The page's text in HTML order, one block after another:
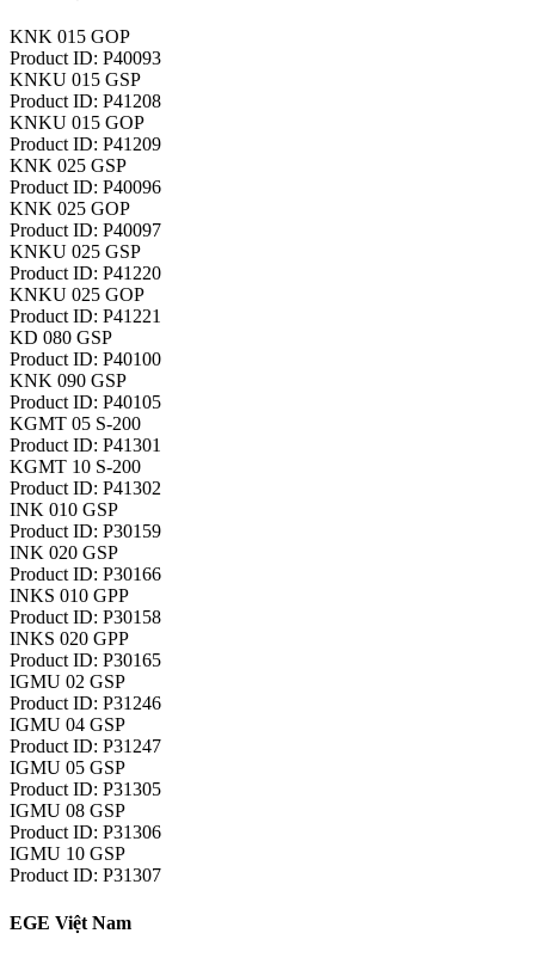
KNK 015 GOP
Product ID: P40093
KNKU 015 GSP
Product ID: P41208
KNKU 015 GOP
Product ID: P41209
KNK 025 GSP
Product ID: P40096
KNK 025 GOP
Product ID: P40097
KNKU 025 GSP
Product ID: P41220
KNKU 025 GOP
Product ID: P41221
KD 080 GSP
Product ID: P40100
KNK 090 GSP
Product ID: P40105
KGMT 05 S-200
Product ID: P41301
KGMT 10 S-200
Product ID: P41302
INK 010 GSP
Product ID: P30159
INK 020 GSP
Product ID: P30166
INKS 010 GPP
Product ID: P30158
INKS 020 GPP
Product ID: P30165
IGMU 02 GSP
Product ID: P31246
IGMU 04 GSP
Product ID: P31247
IGMU 05 GSP
Product ID: P31305
IGMU 08 GSP
Product ID: P31306
IGMU 10 GSP
Product ID: P31307
EGE Việt Nam